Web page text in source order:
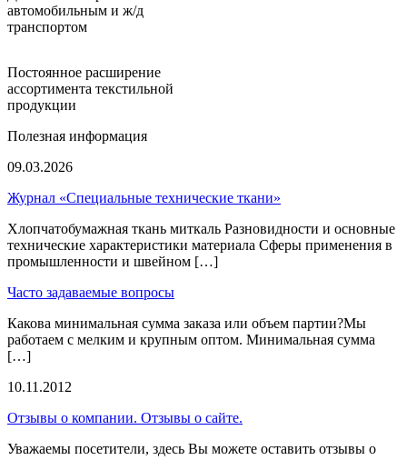
автомобильным и ж/д
транспортом
Постоянное расширение
ассортимента текстильной
продукции
Полезная информация
09.03.2026
Журнал «Специальные технические ткани»
Хлопчатобумажная ткань миткаль Разновидности и основные
технические характеристики материала Сферы применения в
промышленности и швейном […]
Часто задаваемые вопросы
Какова минимальная сумма заказа или объем партии?Мы
работаем с мелким и крупным оптом. Минимальная сумма
[…]
10.11.2012
Отзывы о компании. Отзывы о сайте.
Уважаемы посетители, здесь Вы можете оставить отзывы о